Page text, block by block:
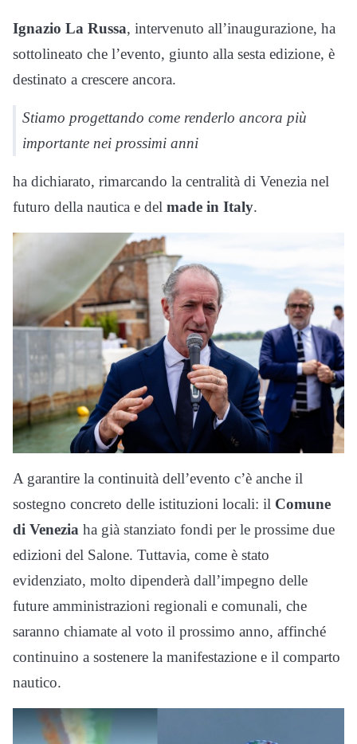
Ignazio La Russa, intervenuto all’inaugurazione, ha
sottolineato che l’evento, giunto alla sesta edizione, è
destinato a crescere ancora.
Stiamo progettando come renderlo ancora più
importante nei prossimi anni
ha dichiarato, rimarcando la centralità di Venezia nel
futuro della nautica e del made in Italy.
A garantire la continuità dell’evento c’è anche il
sostegno concreto delle istituzioni locali: il Comune
di Venezia ha già stanziato fondi per le prossime due
edizioni del Salone. Tuttavia, come è stato
evidenziato, molto dipenderà dall’impegno delle
future amministrazioni regionali e comunali, che
saranno chiamate al voto il prossimo anno, affinché
continuino a sostenere la manifestazione e il comparto
nautico.